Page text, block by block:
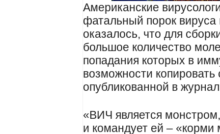
Американские
фатальный порок
оказалось, что для
большое количество
попадания которых в
возможности копировать
опубликованной в
«ВИЧ является монстром,
и командует ей –